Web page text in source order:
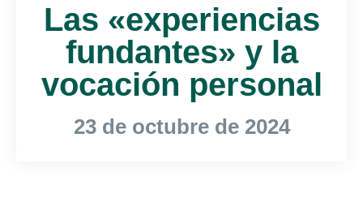
Las «experiencias
fundantes» y la
vocación personal
23 de octubre de 2024